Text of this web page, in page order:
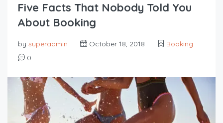
Five Facts That Nobody Told You
About Booking
by superadmin October 18, 2018
Booking
0